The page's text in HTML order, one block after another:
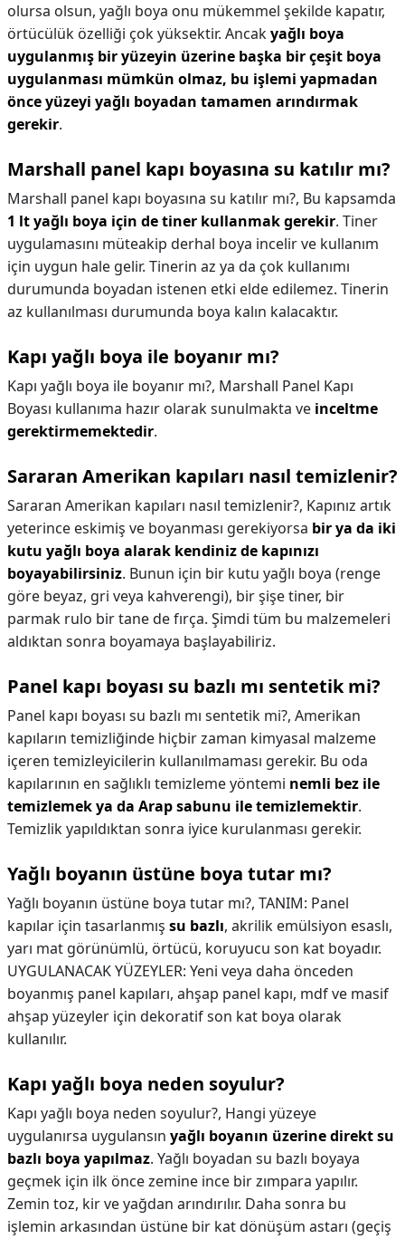
olursa olsun, yağlı boya onu mükemmel şekilde kapatır,
örtücülük özelliği çok yüksektir. Ancakyağlı boya
uygulanmış bir yüzeyin üzerine başka bir çeşit boya
uygulanması mümkün olmaz, bu işlemi yapmadan
önce yüzeyi yağlı boyadan tamamen arındırmak
gerekir.
Marshall panel kapı boyasına su katılır mı?
Marshall panel kapı boyasına su katılır mı?, Bu kapsamda
1 lt yağlı boya için de tiner kullanmak gerekir. Tiner
uygulamasını müteakip derhal boya incelir ve kullanım
için uygun hale gelir. Tinerin az ya da çok kullanımı
durumunda boyadan istenen etki elde edilemez. Tinerin
az kullanılması durumunda boya kalın kalacaktır.
Kapı yağlı boya ile boyanır mı?
Kapı yağlı boya ile boyanır mı?, Marshall Panel Kapı
Boyası kullanıma hazır olarak sunulmakta ve inceltme
gerektirmemektedir.
Sararan Amerikan kapıları nasıl temizlenir?
Sararan Amerikan kapıları nasıl temizlenir?, Kapınız artık
yeterince eskimiş ve boyanması gerekiyorsa bir ya da iki
kutu yağlı boya alarak kendiniz de kapınızı
boyayabilirsiniz. Bunun için bir kutu yağlı boya (renge
göre beyaz, gri veya kahverengi), bir şişe tiner, bir
parmak rulo bir tane de fırça. Şimdi tüm bu malzemeleri
aldıktan sonra boyamaya başlayabiliriz.
Panel kapı boyası su bazlı mı sentetik mi?
Panel kapı boyası su bazlı mı sentetik mi?, Amerikan
kapıların temizliğinde hiçbir zaman kimyasal malzeme
içeren temizleyicilerin kullanılmaması gerekir. Bu oda
kapılarının en sağlıklı temizleme yöntemi nemli bez ile
temizlemek ya da Arap sabunu ile temizlemektir.
Temizlik yapıldıktan sonra iyice kurulanması gerekir.
Yağlı boyanın üstüne boya tutar mı?
Yağlı boyanın üstüne boya tutar mı?, TANIM: Panel
kapılar için tasarlanmış su bazlı, akrilik emülsiyon esaslı,
yarı mat görünümlü, örtücü, koruyucu son kat boyadır.
UYGULANACAK YÜZEYLER: Yeni veya daha önceden
boyanmış panel kapıları, ahşap panel kapı, mdf ve masif
ahşap yüzeyler için dekoratif son kat boya olarak
kullanılır.
Kapı yağlı boya neden soyulur?
Kapı yağlı boya neden soyulur?, Hangi yüzeye
uygulanırsa uygulansın yağlı boyanın üzerine direkt su
bazlı boya yapılmaz. Yağlı boyadan su bazlı boyaya
geçmek için ilk önce zemine ince bir zımpara yapılır.
Zemin toz, kir ve yağdan arındırılır. Daha sonra bu
işlemin arkasından üstüne bir kat dönüşüm astarı (geçiş